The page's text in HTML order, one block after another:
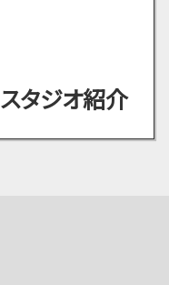
スタジオ紹介